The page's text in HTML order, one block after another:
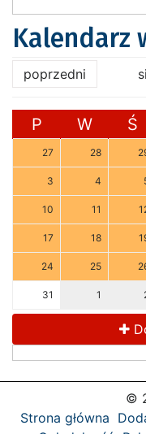
Kalendarz
poprzedni
P W Ś
27 28
3 4
10 11
17 18
24 25
31 1
©
Strona główna